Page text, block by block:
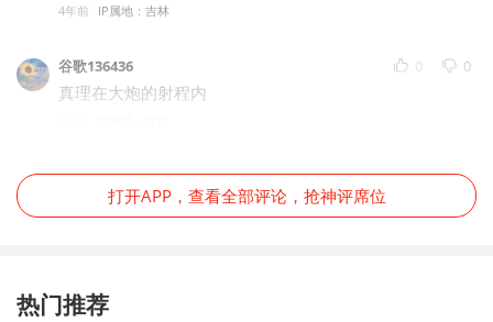
4年前 IP属地：吉林
谷歌136436 0 0
真理在大炮的射程内
打开APP，查看全部评论，抢神评席位
热门推荐